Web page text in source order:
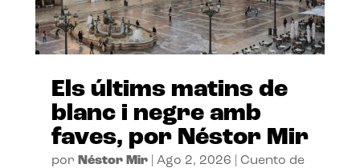
Els últims matins de
blanc i negre amb
faves, por Néstor Mir
por Néstor Mir| Ago 2, 2026
Cuento de